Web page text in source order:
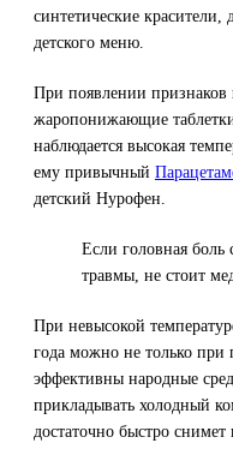
синтетические
детского меню.
При появлении
жаропонижающие
наблюдается высокая
ему привычный
детский Нурофен.
Если головная боль
травмы, не стоит
При невысокой
года можно не только при
эффективны народные
прикладывать холодный
достаточно быстро